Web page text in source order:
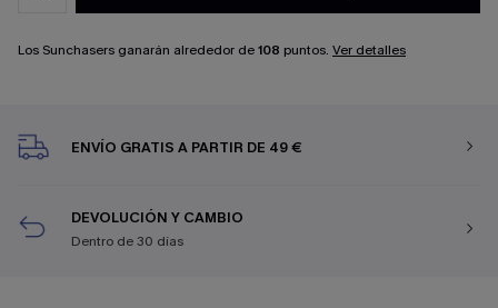
Los Sunchasers ganarán alrededor de108 puntos. Ver detalles
ENVÍO GRATIS A PARTIR DE 49 €
DEVOLUCIÓN Y CAMBIO
Dentro de 30 días